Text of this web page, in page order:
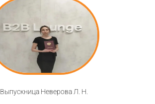
Выпускница Неверова Л. Н.